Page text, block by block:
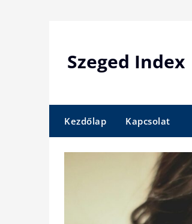
Szeged Index
Kezdőlap Kapcsolat